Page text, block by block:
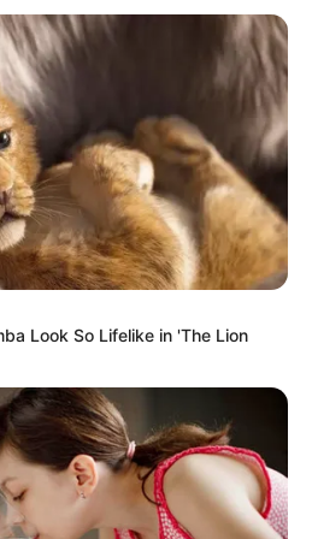
para premiar
con recibo en mano
variaciones pueden estar
en la oferta que llega desde
y con el aumento en la demanda
y días festivos.
precios seguirá dependiendo
la cantidad de alimentos que
por lo que la
los productos que
rendir mejor el presupuesto
Look So Lifelike in 'The Lion